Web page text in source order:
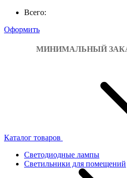
Всего:
Оформить
МИНИМАЛЬНЫЙ
Каталог товаров
Светодиодные лампы
Светильники для помещений